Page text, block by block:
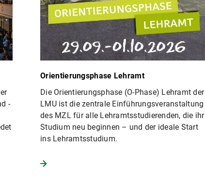
-
Orientierungsphase Lehramt
Die Orientierungsphase (O-Phase) Lehramt der
LMU ist die zentrale Einführungsveranstaltung
des MZL für alle Lehramtsstudierenden, die ihr
Studium neu beginnen – und der ideale Start
ins Lehramtsstudium.